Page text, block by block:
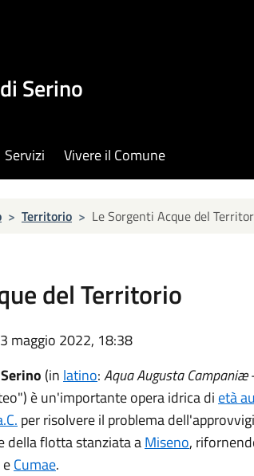
Serino
Servizi Vivere il Comune
> Territorio > Le Sorgenti Acque del
del Territorio
maggio 2022, 18:38
(in latino:Aqua Augusta Campaniæ
è un'importante opera idrica di età
per risolvere il problema
della flotta stanziata aMiseno,
eCumae.